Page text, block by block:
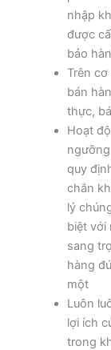
nhập
được
bảo
Trên
bán
thực,
Hoạt
quy
chắn
lý
biệt với
sang
hàng
một
Luôn
lợi ích
trong